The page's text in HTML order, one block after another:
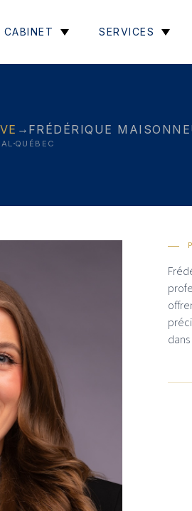
CABINET SERVICES
→ FRÉDÉRIQUE
QUÉBEC